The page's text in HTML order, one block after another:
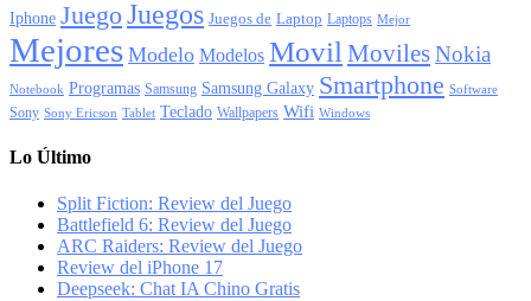
Iphone Juego Juegos Juegos de Laptop Laptops Mejor
Mejores Modelo Modelos Movil MovilesNokia
Notebook Programas Samsung Samsung Galaxy Smartphone Software
Sony Sony Ericson Tablet Teclado Wallpapers Wifi Windows
Lo Último
Split Fiction: Review del Juego
Battlefield 6: Review del Juego
ARC Raiders: Review del Juego
Review del iPhone 17
Deepseek: Chat IA Chino Gratis